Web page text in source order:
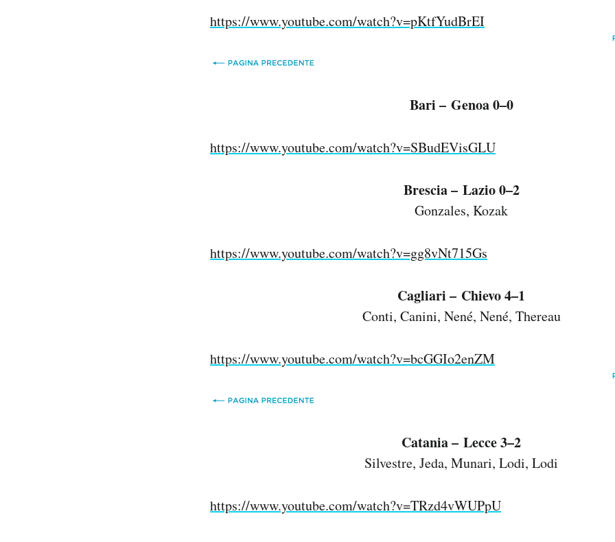
https://www.youtube.com/watch?v=pKtfYudBrEI
Bari – Genoa 0–0
https://www.youtube.com/watch?v=SBudEVisGLU
Brescia – Lazio 0–2
Gonzales, Kozak
https://www.youtube.com/watch?v=gg8vNt715Gs
Cagliari – Chievo 4–1
Conti, Canini, Nené, Nené, Thereau
https://www.youtube.com/watch?v=bcGGIo2enZM
Catania – Lecce 3–2
Silvestre, Jeda, Munari, Lodi, Lodi
https://www.youtube.com/watch?v=TRzd4vWUPpU